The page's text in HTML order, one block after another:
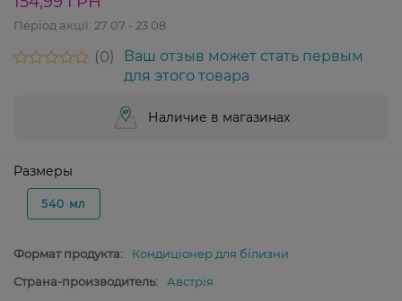
Період акції: 27 07 - 23 08
0
Ваш отзыв может стать первым
для этого товара
Наличие в магазинах
Размеры
540 мл
Формат продукта:
Кондиціонер для білизни
Страна-производитель:
Австрія